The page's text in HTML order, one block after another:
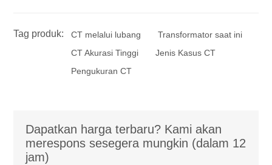
Tag produk: CT melalui lubang
Transformator saat ini
CT Akurasi Tinggi
Jenis Kasus CT
Pengukuran CT
Dapatkan harga terbaru? Kami akan
merespons sesegera mungkin (dalam 12
jam)